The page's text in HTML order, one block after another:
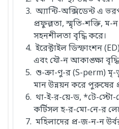
অ্যান্টি-অক্সিডেন্ট এ
প্রফুল্লতা, স্মৃতি-শক্তি,
সহনশীলতা বৃদ্ধি করে।
ইরেক্টাইল ডিস্ফাংশন
এবং যৌ-ন আকাঙ্ক্ষা
শু-ক্রা-ণু-র (S-perm)
মান উন্নয়ন করে পুরুষের
থা-ই-র-য়ে-ড, *টে-স্টো-
কর্টিসল হ-র-মো-নে-র
মহিলাদের প্র-জ-ন-ন